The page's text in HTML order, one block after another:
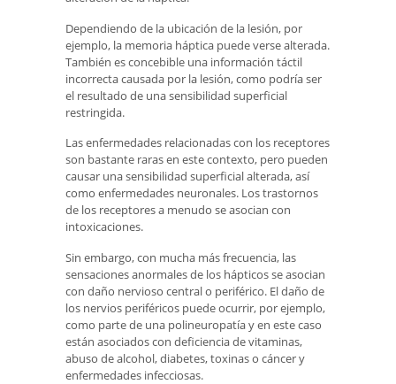
Dependiendo de la ubicación de la lesión, por
ejemplo, la memoria háptica puede verse alterada.
También es concebible una información táctil
incorrecta causada por la lesión, como podría ser
el resultado de una sensibilidad superficial
restringida.
Las enfermedades relacionadas con los receptores
son bastante raras en este contexto, pero pueden
causar una sensibilidad superficial alterada, así
como enfermedades neuronales. Los trastornos
de los receptores a menudo se asocian con
intoxicaciones.
Sin embargo, con mucha más frecuencia, las
sensaciones anormales de los hápticos se asocian
con daño nervioso central o periférico. El daño de
los nervios periféricos puede ocurrir, por ejemplo,
como parte de una polineuropatía y en este caso
están asociados con deficiencia de vitaminas,
abuso de alcohol, diabetes, toxinas o cáncer y
enfermedades infecciosas.